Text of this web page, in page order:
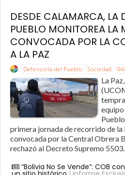
DESDE CALAMARCA, LA
PUEBLO MONITOREA LA
CONVOCADA POR LA
A LA PAZ
Defensoría del Pueblo Sociedad
La
primera jornada de recorrido de
convocada por la Central Obrera
rechazó al Decreto Supremo 5503.
“Bolivia No Se Vende”: COB